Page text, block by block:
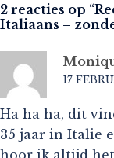
2 reacties op “
Italiaans –
17
Ha ha ha, dit
35 jaar in Italie
hoor ik altijd